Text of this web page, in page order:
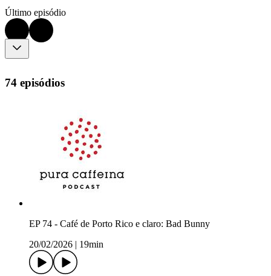
Último episódio
74 episódios
EP 74 - Café de Porto Rico e claro: Bad Bunny
20/02/2026
19min